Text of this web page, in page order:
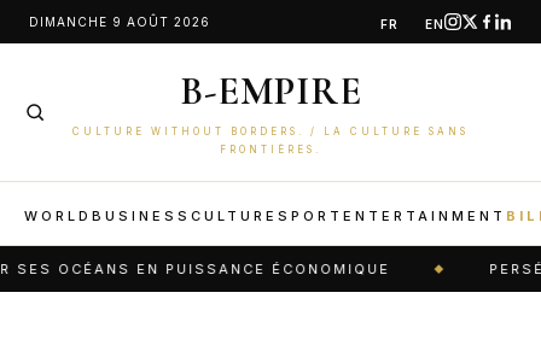
AllerDIMANCHE 9 AOÛT 2026 FR EN
B-EMPIRE
CULTURE WITHOUT BORDERS. / LA CULTURE SANS
FRONTIÈRES.
WORLD BUSINESS CULTURE SPORT ENTERTAINMENT
OCÉANS EN PUISSANCE ÉCONOMIQUE